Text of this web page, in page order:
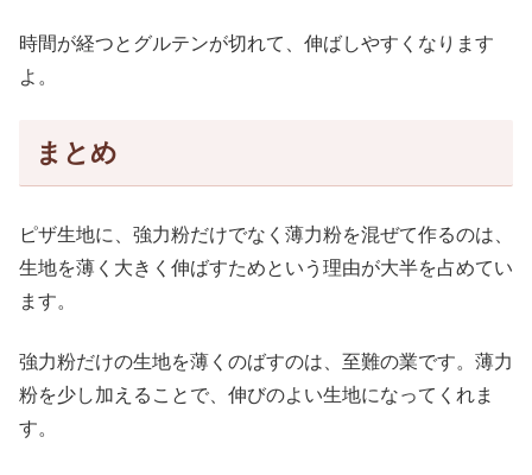
時間が経つとグルテンが切れて、伸ばしやすくなります
よ。
まとめ
ピザ生地に、強力粉だけでなく薄力粉を混ぜて作るのは、
生地を薄く大きく伸ばすためという理由が大半を占めてい
ます。
強力粉だけの生地を薄くのばすのは、至難の業です。薄力
粉を少し加えることで、伸びのよい生地になってくれま
す。